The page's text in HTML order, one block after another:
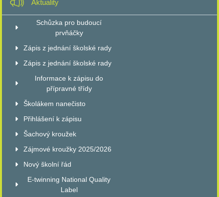
Aktuality
Schůzka pro budoucí
prvňáčky
Zápis z jednání školské rady
Zápis z jednání školské rady
Informace k zápisu do
přípravné třídy
Školákem nanečisto
Přihlášení k zápisu
Šachový kroužek
Zájmové kroužky 2025/2026
Nový školní řád
E-twinning National Quality
Label